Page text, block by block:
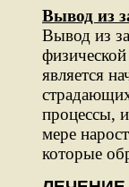
Вывод из
Вывод из
является
процессы,
мере
которые